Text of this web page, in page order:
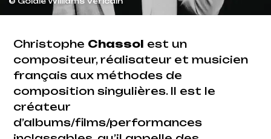
Christophe Chassol est un
compositeur, réalisateur et musicien
français aux méthodes de
composition singulières. Il est le
créateur
d’albums/films/performances